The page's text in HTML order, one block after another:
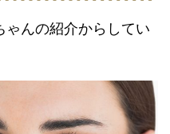
ゃんの紹介からしてい